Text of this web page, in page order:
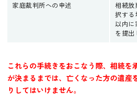
家庭裁判所への申述
相続放
択する
以内に
を提出
これらの手続きをおこなう際、相続を
が決まるまでは、亡くなった方の遺産
りしてはいけません。